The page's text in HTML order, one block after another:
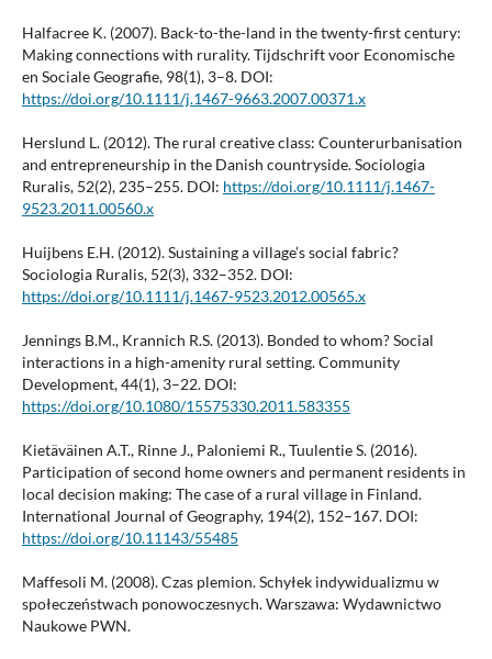
Halfacree K. (2007). Back-to-the-land in the twenty-first century:
Making connections with rurality. Tijdschrift voor Economische
en Sociale Geografie, 98(1), 3–8. DOI:
https://doi.org/10.1111/j.1467-9663.2007.00371.x
Herslund L. (2012). The rural creative class: Counterurbanisation
and entrepreneurship in the Danish countryside. Sociologia
Ruralis, 52(2), 235–255. DOI: https://doi.org/10.1111/j.1467-
9523.2011.00560.x
Huijbens E.H. (2012). Sustaining a village’s social fabric?
Sociologia Ruralis, 52(3), 332–352. DOI:
https://doi.org/10.1111/j.1467-9523.2012.00565.x
Jennings B.M., Krannich R.S. (2013). Bonded to whom? Social
interactions in a high-amenity rural setting. Community
Development, 44(1), 3–22. DOI:
https://doi.org/10.1080/15575330.2011.583355
Kietäväinen A.T., Rinne J., Paloniemi R., Tuulentie S. (2016).
Participation of second home owners and permanent residents in
local decision making: The case of a rural village in Finland.
International Journal of Geography, 194(2), 152–167. DOI:
https://doi.org/10.11143/55485
Maffesoli M. (2008). Czas plemion. Schyłek indywidualizmu w
społeczeństwach ponowoczesnych. Warszawa: Wydawnictwo
Naukowe PWN.